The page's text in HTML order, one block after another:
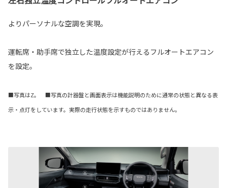
よりパーソナルな空調を実現。
運転席・助手席で独立した温度設定が行えるフルオートエアコン
を設定。
■写真はZ。 ■写真の計器盤と画面表示は機能説明のために通常の状態と異なる表
示・点灯をしています。実際の走行状態を示すものではありません。